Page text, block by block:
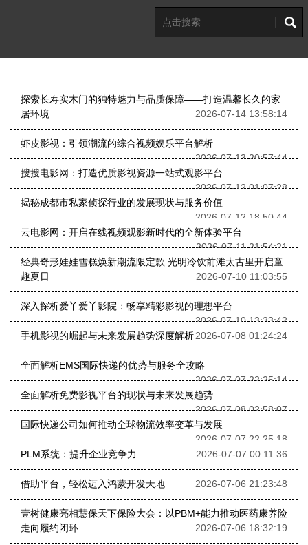
探索长寿实木门的独特魅力与品质保障——打造温馨长久的家
居环境
2026-07-14 13:58:14
虾皮影视：引领潮流的综合视频娱乐平台解析
2026-07-13 20:57:44
搜搜电影网：打造优质影视资源一站式观影平台
2026-07-12 01:07:28
揭秘成都市私家侦探行业的发展现状与服务价值
2026-07-12 18:50:44
云电影网：开启在线视频观影新时代的全新体验平台
2026-07-11 21:54:21
经典奇形娃娃雪糕焕新潮流限定款 光明冷饮前滩太古里开启童
趣夏日
2026-07-10 11:03:55
深入探析爱丫爱丫影院：畅享精彩影视的理想平台
2026-07-10 13:33:42
手机影视的崛起与未来发展趋势深度解析2026-07-08 01:24:24
全面解析EMS国际快递的优势与服务全攻略
2026-07-07 22:25:14
全面解析免费影视平台的现状与未来发展趋势
2026-07-08 02:58:07
国际快递公司如何推动全球物流效率变革与发展
2026-07-07 22:25:18
PLM系统：提升企业竞争力
2026-07-07 00:11:36
借助平台，轻松迈入鸿蒙开发天地 2026-07-06 21:23:48
壹树健康亮相慧保天下保险大会：以PBM+能力推动医药康养险
走向履约闭环
2026-07-06 18:32:19